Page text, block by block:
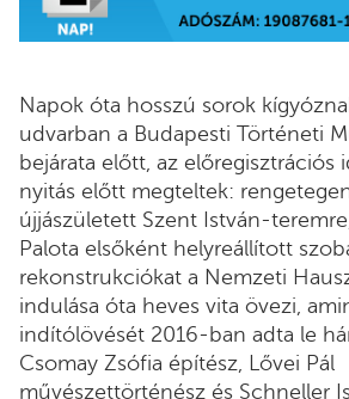
Napok óta hosszú sorok
udvarban a Budapesti Történeti
bejárata előtt, az előregisztrációs
nyitás előtt megteltek:
újjászületett Szent István-
Palota elsőként helyreállított
rekonstrukciókat a Nemzeti
indulása óta heves vita övezi,
indítólövését 2016-ban adta le
Csomay Zsófia építész, Lővei Pál
művészettörténész és Schneller